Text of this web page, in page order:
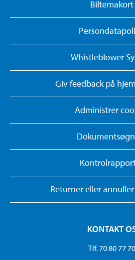
Biltemakort
Whistleblower
Giv feedback på
Administrer
Returner eller
KONTAKT
Tlf. 70 80 77 70